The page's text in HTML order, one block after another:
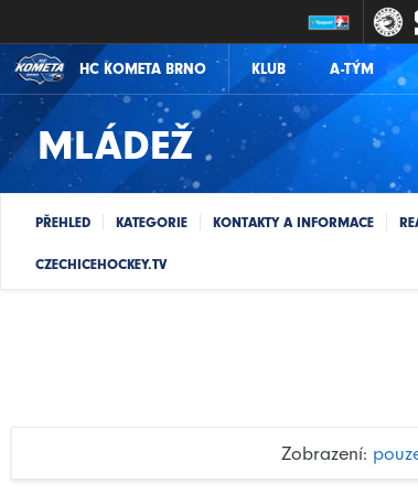
HC KOMETA BRNO KLUB A-TÝM
MLÁDEŽ
PŘEHLED KATEGORIE KONTAKTY A INFORMACE
CZECHICEHOCKEY.TV
Zobrazení: